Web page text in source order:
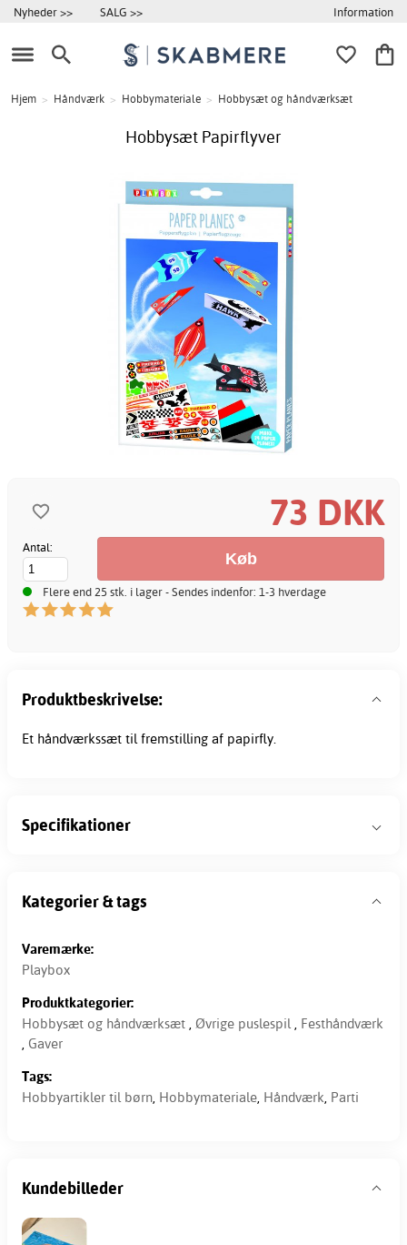
Nyheder >> SALG >> Information
Hjem > Håndværk > Hobbymateriale > Hobbysæt og håndværksæt
Hobbysæt Papirflyver
73 DKK
Antal:
Flere end 25 stk. i lager - Sendes indenfor: 1-3 hverdage
Produktbeskrivelse:
Et håndværkssæt til fremstilling af papirfly.
Specifikationer
Kategorier & tags
Varemærke:
Playbox
Produktkategorier:
Hobbysæt og håndværksæt , Øvrige puslespil , Festhåndværk
, Gaver
Tags:
Hobbyartikler til børn, Hobbymateriale, Håndværk, Parti
Kundebilleder